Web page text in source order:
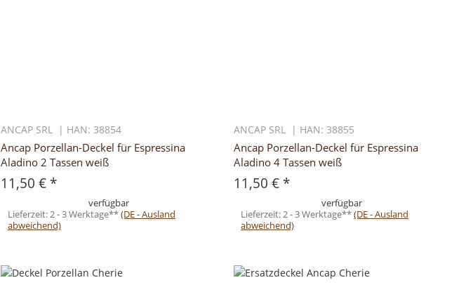
ANCAP SRL | HAN: 38854
Ancap Porzellan-Deckel für Espressina
Aladino 2 Tassen weiß
11,50 € *
verfügbar
Lieferzeit: 2 - 3 Werktage**(DE - Ausland
abweichend)
ANCAP SRL | HAN: 38855
Ancap Porzellan-Deckel für Espressina
Aladino 4 Tassen weiß
11,50 € *
verfügbar
Lieferzeit: 2 - 3 Werktage**(DE - Ausland
abweichend)